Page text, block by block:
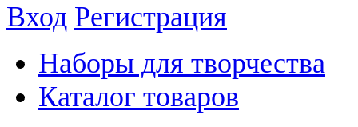
Вход Регистрация
Наборы для творчества
Каталог товаров